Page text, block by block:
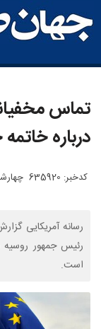
تماس
درباره
کدخبر: 635920 چهارشنبه 27
رسانه آمریکایی
رئیس جمهور روسیه
است.